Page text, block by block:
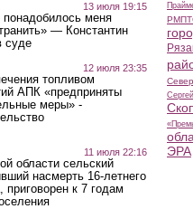
13 июля 19:15
меня
— Константин
суде
12 июля 23:35
топливом
АПК «предприняты
меры» -
11 июля 22:16
области сельский
насмерть 16-летнего
приговорен к 7 годам
ЭРА